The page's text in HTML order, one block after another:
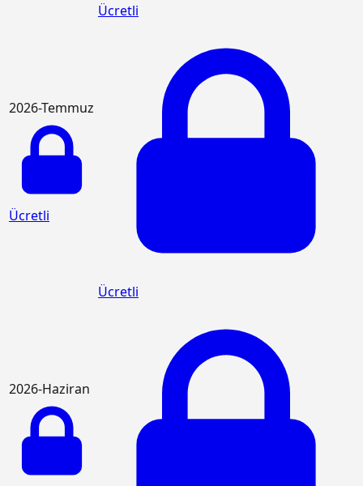
Ücretli
2026-Temmuz
Ücretli
Ücretli
2026-Haziran